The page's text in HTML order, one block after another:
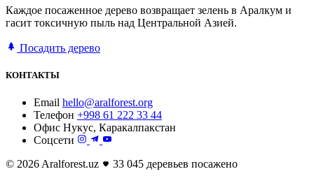
Каждое посаженное дерево возвращает зелень в Аралкум и
гасит токсичную пыль над Центральной Азией.
Посадить дерево
КОНТАКТЫ
Email hello@aralforest.org
Телефон +998 61 222 33 44
Офис Нукус, Каракалпакстан
Соцсети
© 2026 Aralforest.uz
33 045 деревьев посажено